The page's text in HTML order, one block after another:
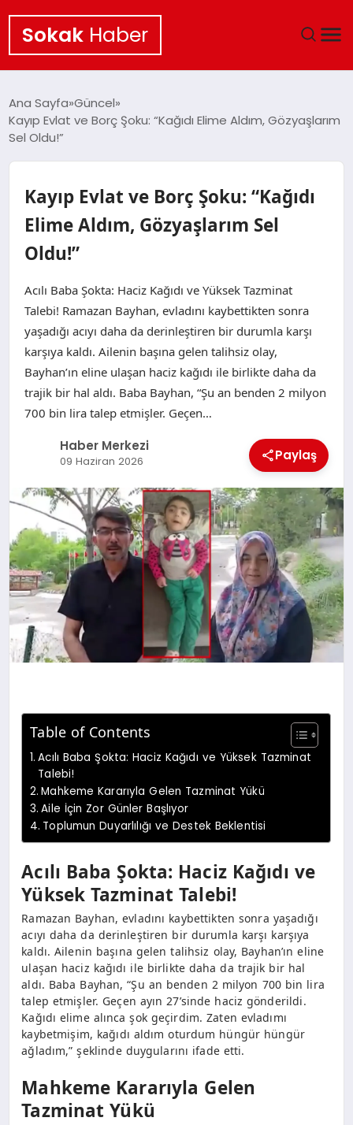
Sokak Haber
EKONOMI
GÜNCEL
KÜLTÜR SANAT
SAĞLIK
TEKNOLOJI
Ana Sayfa Güncel
Kayıp Evlat ve Borç Şoku: “Kağıdı Elime Aldım, Gözyaşlarım
Sel Oldu!”
Kayıp Evlat ve Borç Şoku: “Kağıdı
Elime Aldım, Gözyaşlarım Sel
Oldu!”
Acılı Baba Şokta: Haciz Kağıdı ve Yüksek Tazminat
Talebi! Ramazan Bayhan, evladını kaybettikten sonra
yaşadığı acıyı daha da derinleştiren bir durumla karşı
karşıya kaldı. Ailenin başına gelen talihsiz olay,
Bayhan’ın eline ulaşan haciz kağıdı ile birlikte daha da
trajik bir hal aldı. Baba Bayhan, “Şu an benden 2 milyon
700 bin lira talep etmişler. Geçen…
Haber Merkezi
09 Haziran 2026 Paylaş
Table of Contents
Acılı Baba Şokta: Haciz Kağıdı ve Yüksek Tazminat
Talebi!
Mahkeme Kararıyla Gelen Tazminat Yükü
Aile İçin Zor Günler Başlıyor
Toplumun Duyarlılığı ve Destek Beklentisi
Acılı Baba Şokta: Haciz Kağıdı ve
Yüksek Tazminat Talebi!
Ramazan Bayhan, evladını kaybettikten sonra yaşadığı
acıyı daha da derinleştiren bir durumla karşı karşıya
kaldı. Ailenin başına gelen talihsiz olay, Bayhan’ın eline
ulaşan haciz kağıdı ile birlikte daha da trajik bir hal
aldı. Baba Bayhan, “Şu an benden 2 milyon 700 bin lira
talep etmişler. Geçen ayın 27’sinde haciz gönderildi.
Kağıdı elime alınca şok geçirdim. Zaten evladımı
kaybetmişim, kağıdı aldım oturdum hüngür hüngür
ağladım,” şeklinde duygularını ifade etti.
Mahkeme Kararıyla Gelen
Tazminat Yükü